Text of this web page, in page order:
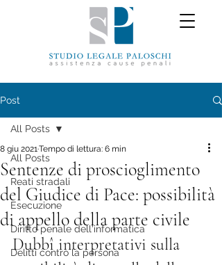
Post
All Posts
Reati stradali
Esecuzione
Diritto penale dell'informatica
Delitti contro la persona
All Posts
Sentenze di proscioglimento
del Giudice di Pace: possibilità
di appello della parte civile
8 giu 2021Tempo di lettura: 6 min
Dubbî interpretativi sulla